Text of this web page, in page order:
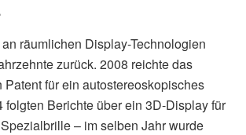
räumlichen Display-Technologien
zurück. 2008 reichte das
Patent für ein autostereoskopisches
folgten Berichte über ein 3D-Display für
– im selben Jahr wurde